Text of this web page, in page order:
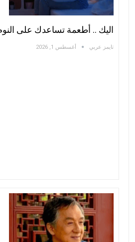
اليك .. أطعمة تساعدك على النوم
تايمز عربي أغسطس 1, 2026